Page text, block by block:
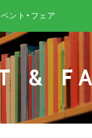
ント・フェア
&